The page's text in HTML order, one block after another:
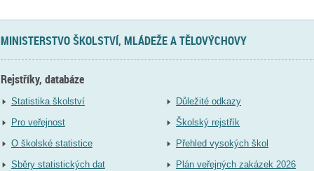
MINISTERSTVO ŠKOLSTVÍ, MLÁDEŽE A TĚLOVÝCHOVY
Rejstříky, databáze
Statistika školství
Pro veřejnost
O školské statistice
Sběry statistických dat
Důležité odkazy
Školský rejstřík
Přehled vysokých škol
Plán veřejných zakázek 2026